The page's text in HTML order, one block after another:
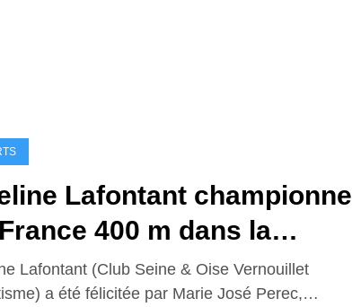
Lafontant championne
400 m dans la
U18
Lafontant (Club Seine & Oise Vernouillet
a été félicitée par Marie José Perec,…